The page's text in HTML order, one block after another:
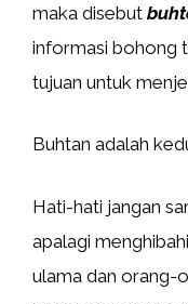
maka disebut
informasi bohong
tujuan untuk
Buhtan adalah
Hati-hati jangan
apalagi
ulama dan orang-